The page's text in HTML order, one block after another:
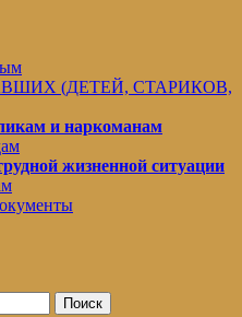
(ДЕТЕЙ, СТАРИКОВ,
и наркоманам
жизненной ситуации
Поиск